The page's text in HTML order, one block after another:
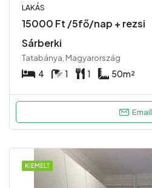
LAKÁS
15000 Ft /5fő/nap + rezsi
Sárberki
Tatabánya, Magyarország
4 1 1 50m²
Email
KIEMELT